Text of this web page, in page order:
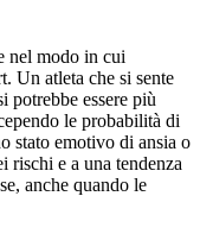
nel modo in cui
Un atleta che si sente
potrebbe essere più
le probabilità di
stato emotivo di ansia o
rischi e a una tendenza
anche quando le